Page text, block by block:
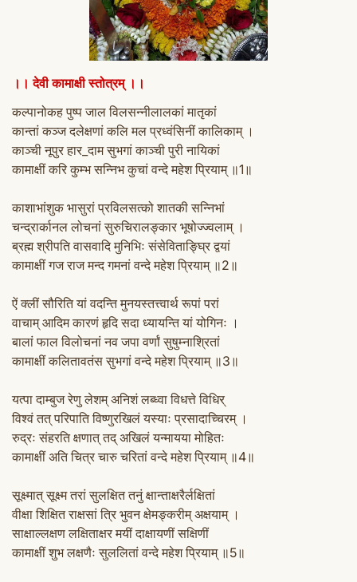
।। देवी कामाक्षी स्तोत्रम् ।।
कल्पानोकह पुष्प जाल विलसन्नीलालकां मातृकां
कान्तां कञ्ज दलेक्षणां कलि मल प्रध्वंसिनीं कालिकाम् ।
काञ्ची नूपुर हार_दाम सुभगां काञ्ची पुरी नायिकां
कामाक्षीं करि कुम्भ सन्निभ कुचां वन्दे महेश प्रियाम् ॥1॥
काशाभांशुक भासुरां प्रविलसत्को शातकी सन्निभां
चन्द्रार्कानल लोचनां सुरुचिरालङ्कार भूषोज्ज्वलाम् ।
ब्रह्म श्रीपति वासवादि मुनिभिः संसेविताङ्घ्रि द्वयां
कामाक्षीं गज राज मन्द गमनां वन्दे महेश प्रियाम् ॥2॥
ऐं क्लीं सौरिति यां वदन्ति मुनयस्तत्त्वार्थ रूपां परां
वाचाम् आदिम कारणं हृदि सदा ध्यायन्ति यां योगिनः ।
बालां फाल विलोचनां नव जपा वर्णां सुषुम्नाश्रितां
कामाक्षीं कलितावतंस सुभगां वन्दे महेश प्रियाम् ॥3॥
यत्पा दाम्बुज रेणु लेशम् अनिशं लब्ध्वा विधत्ते विधिर्
विश्वं तत् परिपाति विष्णुरखिलं यस्याः प्रसादाच्चिरम् ।
रुद्रः संहरति क्षणात् तद् अखिलं यन्मायया मोहितः
कामाक्षीं अति चित्र चारु चरितां वन्दे महेश प्रियाम् ॥4॥
सूक्ष्मात् सूक्ष्म तरां सुलक्षित तनुं क्षान्ताक्षरैर्लक्षितां
वीक्षा शिक्षित राक्षसां त्रि भुवन क्षेमङ्करीम् अक्षयाम् ।
साक्षाल्लक्षण लक्षिताक्षर मयीं दाक्षायणीं सक्षिणीं
कामाक्षीं शुभ लक्षणैः सुललितां वन्दे महेश प्रियाम् ॥5॥